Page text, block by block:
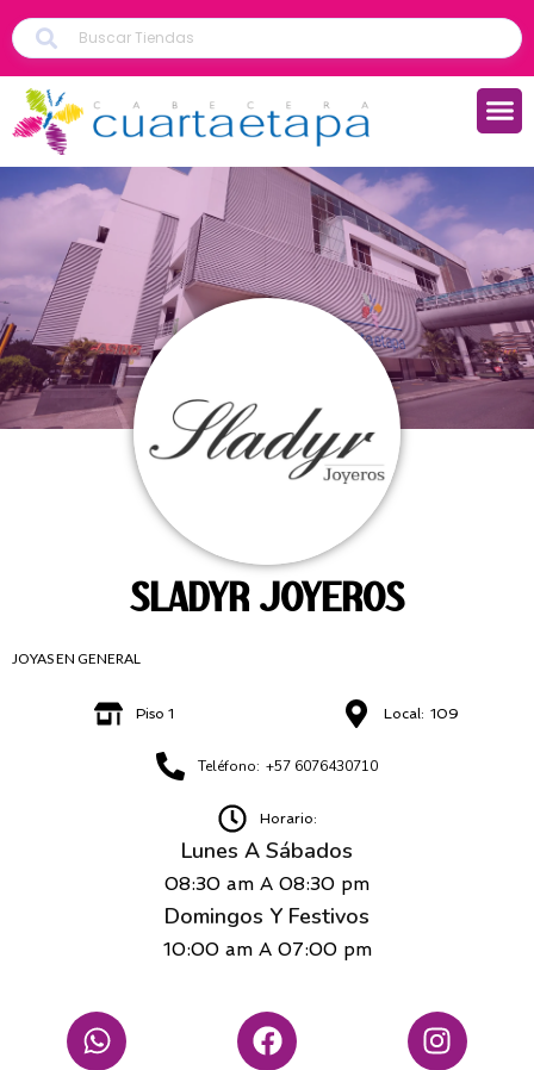
SLADYR JOYEROS
JOYAS EN GENERAL
Piso 1 Local: 109
Teléfono: +57 6076430710
Horario:
Lunes A Sábados
08:30 am A 08:30 pm
Domingos Y Festivos
10:00 am A 07:00 pm